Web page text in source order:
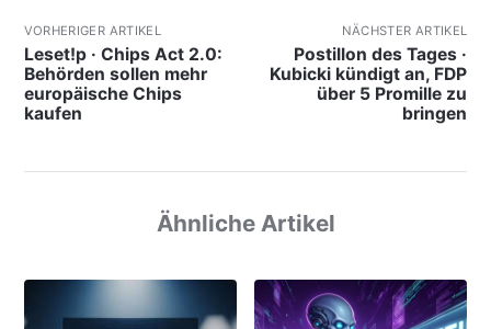
VORHERIGER ARTIKEL
Leset!p · Chips Act 2.0:
Behörden sollen mehr
europäische Chips
kaufen
NÄCHSTER ARTIKEL
Postillon des Tages ·
Kubicki kündigt an, FDP
über 5 Promille zu
bringen
Ähnliche Artikel